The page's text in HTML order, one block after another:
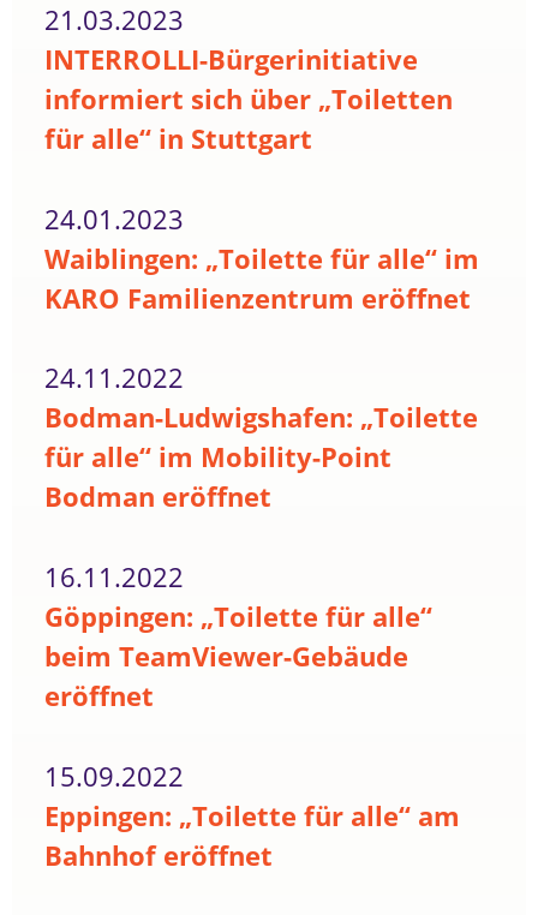
21.03.2023
INTERROLLI-Bürgerinitiative
informiert sich über „Toiletten
für alle“ in Stuttgart
24.01.2023
Waiblingen: „Toilette für alle“ im
KARO Familienzentrum eröffnet
24.11.2022
Bodman-Ludwigshafen: „Toilette
für alle“ im Mobility-Point
Bodman eröffnet
16.11.2022
Göppingen: „Toilette für alle“
beim TeamViewer-Gebäude
eröffnet
15.09.2022
Eppingen: „Toilette für alle“ am
Bahnhof eröffnet